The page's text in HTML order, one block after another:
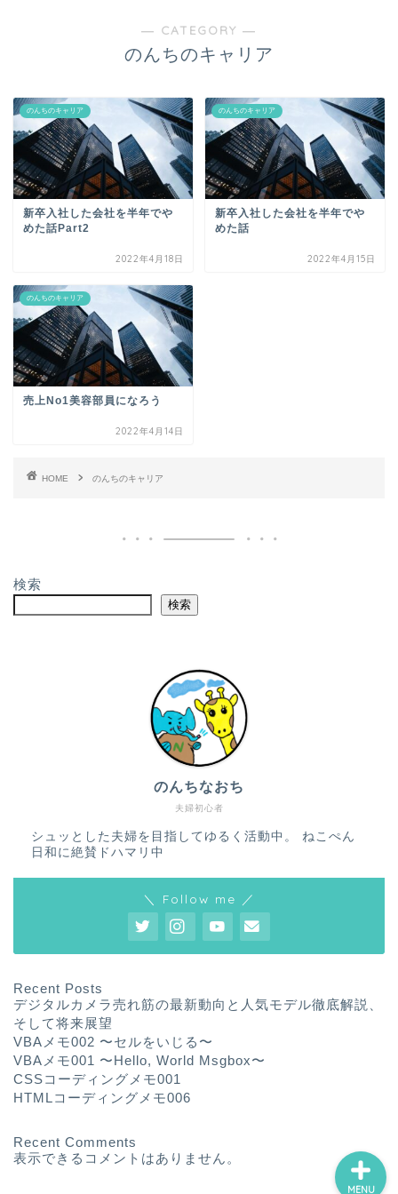
― CATEGORY ―
のんちのキャリア
のんちのキャリア
新卒入社した会社を半年でや
めた話Part2
2022年4月18日
のんちのキャリア
新卒入社した会社を半年でや
めた話
2022年4月15日
のんちのキャリア
売上No1美容部員になろう
2022年4月14日
HOME のんちのキャリア
検索
検索
夫婦初心者
のんちなおち
シュッとした夫婦を目指してゆるく活動中。 ねこぺん
日和に絶賛ドハマリ中
＼ Follow me ／
Recent Posts
デジタルカメラ売れ筋の最新動向と人気モデル徹底解説、
そして将来展望
VBAメモ002 〜セルをいじる〜
VBAメモ001 〜Hello, World Msgbox〜
CSSコーディングメモ001
HTMLコーディングメモ006
Recent Comments
表示できるコメントはありません。
MENU
ランキング